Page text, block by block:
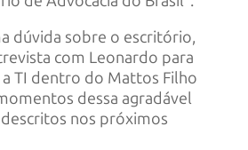
dúvida sobre o escritório,
com Leonardo para
TI dentro do Mattos Filho
dessa agradável
nos próximos